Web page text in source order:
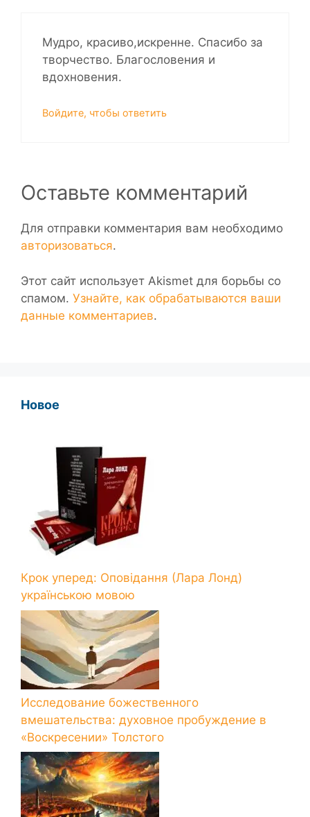
Мудро, красиво,искренне. Спасибо за
творчество. Благословения и
вдохновения.
Войдите, чтобы ответить
Оставьте комментарий
Для отправки комментария вам необходимо
авторизоваться.
Этот сайт использует Akismet для борьбы со
спамом. Узнайте, как обрабатываются ваши
данные комментариев.
Новое
Крок уперед: Оповідання (Лара Лонд)
українською мовою
Исследование божественного
вмешательства: духовное пробуждение в
«Воскресении» Толстого